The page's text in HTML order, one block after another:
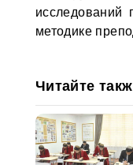
исследований
методике
Читайте